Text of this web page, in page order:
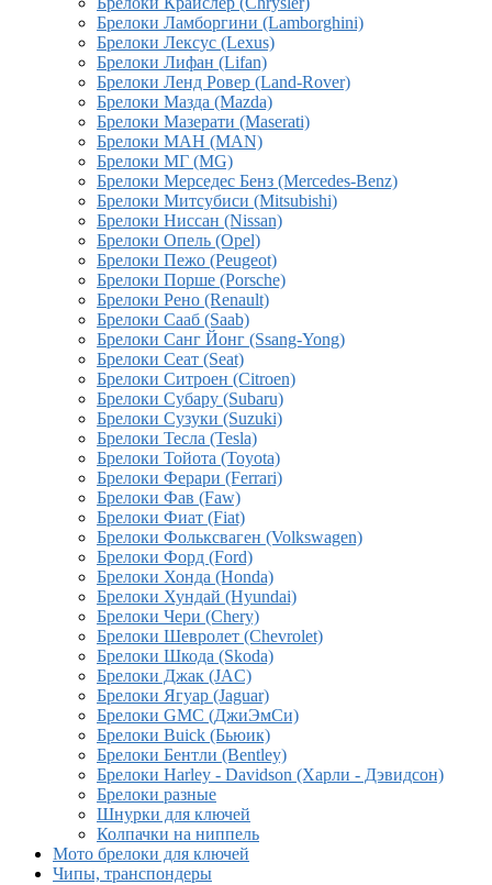
Брелоки Ламборгини (Lamborghini)
Брелоки Лексус (Lexus)
Брелоки Лифан (Lifan)
Брелоки Ленд Ровер (Land-Rover)
Брелоки Мазда (Mazda)
Брелоки Мазерати (Maserati)
Брелоки МАН (MAN)
Брелоки МГ (MG)
Брелоки Мерседес Бенз (Mercedes-Benz)
Брелоки Митсубиси (Mitsubishi)
Брелоки Ниссан (Nissan)
Брелоки Опель (Opel)
Брелоки Пежо (Peugeot)
Брелоки Порше (Porsche)
Брелоки Рено (Renault)
Брелоки Сааб (Saab)
Брелоки Санг Йонг (Ssang-Yong)
Брелоки Сеат (Seat)
Брелоки Ситроен (Citroen)
Брелоки Субару (Subaru)
Брелоки Сузуки (Suzuki)
Брелоки Тесла (Tesla)
Брелоки Тойота (Toyota)
Брелоки Ферари (Ferrari)
Брелоки Фав (Faw)
Брелоки Фиат (Fiat)
Брелоки Фольксваген (Volkswagen)
Брелоки Форд (Ford)
Брелоки Хонда (Honda)
Брелоки Хундай (Hyundai)
Брелоки Чери (Chery)
Брелоки Шевролет (Chevrolet)
Брелоки Шкода (Skoda)
Брелоки Джак (JAC)
Брелоки Ягуар (Jaguar)
Брелоки GMC (ДжиЭмСи)
Брелоки Buick (Бьюик)
Брелоки Бентли (Bentley)
Брелоки Harley - Davidson (Харли - Дэвидсон)
Брелоки разные
Шнурки для ключей
Колпачки на ниппель
Мото брелоки для ключей
Чипы, транспондеры